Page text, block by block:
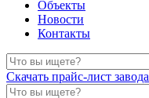
Объекты
Новости
Контакты
Скачать прайс-лист завода